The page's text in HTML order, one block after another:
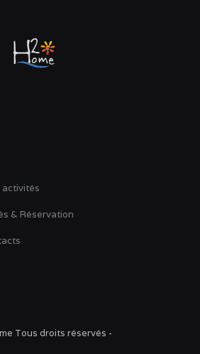
activités
& Réservation
Tous droits réservés -